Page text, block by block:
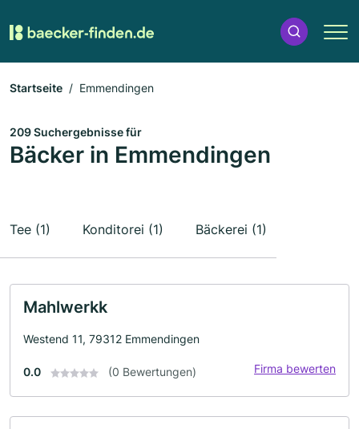
Startseite Emmendingen
209 Suchergebnisse für
Bäcker in Emmendingen
Tee (1) Konditorei (1) Bäckerei (1)
Mahlwerkk
Westend 11, 79312 Emmendingen
0.0 (0 Bewertungen) Firma bewerten